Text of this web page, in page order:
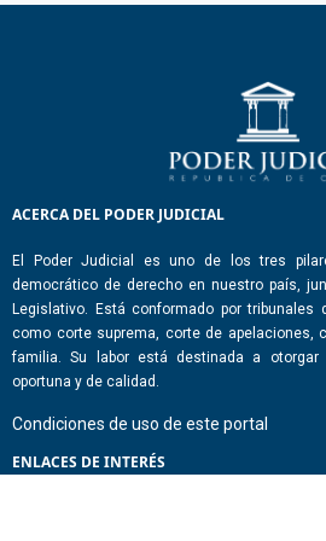
ACERCA DEL PODER JUDICIAL
El Poder Judicial es uno de los tres
democrático de derecho en nuestro país,
Legislativo. Está conformado por tribunales
como corte suprema, corte de apelaciones,
familia. Su labor está destinada a
oportuna y de calidad.
Condiciones de uso de este portal
ENLACES DE INTERÉS